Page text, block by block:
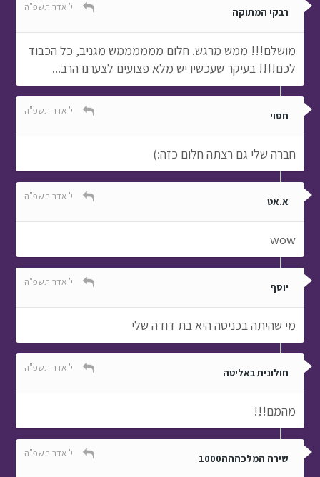
רבקי המתוקה י' אדר תשפ"ה
מושלם!!! ממש מרגש. חלום ממממממש מגניב, כל הכבוד
לכם!!!! בעיקר שעכשיו יש מלא פצועים לצערנו הרב...
חסוי י' אדר תשפ"ה
חברה שלי גם רצתה חלום כזה:)
א.אט י' אדר תשפ"ה
wow
יוסף י' אדר תשפ"ה
מי שהיתה בכניסה היא בת דודה שלי
חולונית באליטה י' אדר תשפ"ה
מהמם!!!
שירה המלכההה1000 י' אדר תשפ"ה